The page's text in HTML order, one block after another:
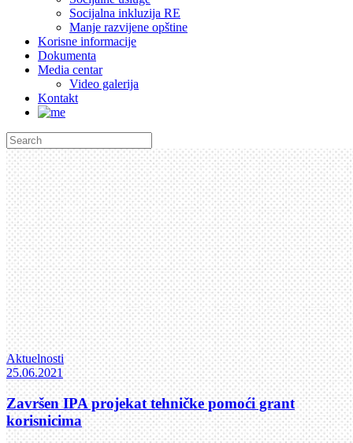
Socijalna inkluzija RE
Manje razvijene opštine
Korisne informacije
Dokumenta
Media centar
Video galerija
Kontakt
Aktuelnosti
25.06.2021
Završen IPA projekat tehničke pomoći grant
korisnicima